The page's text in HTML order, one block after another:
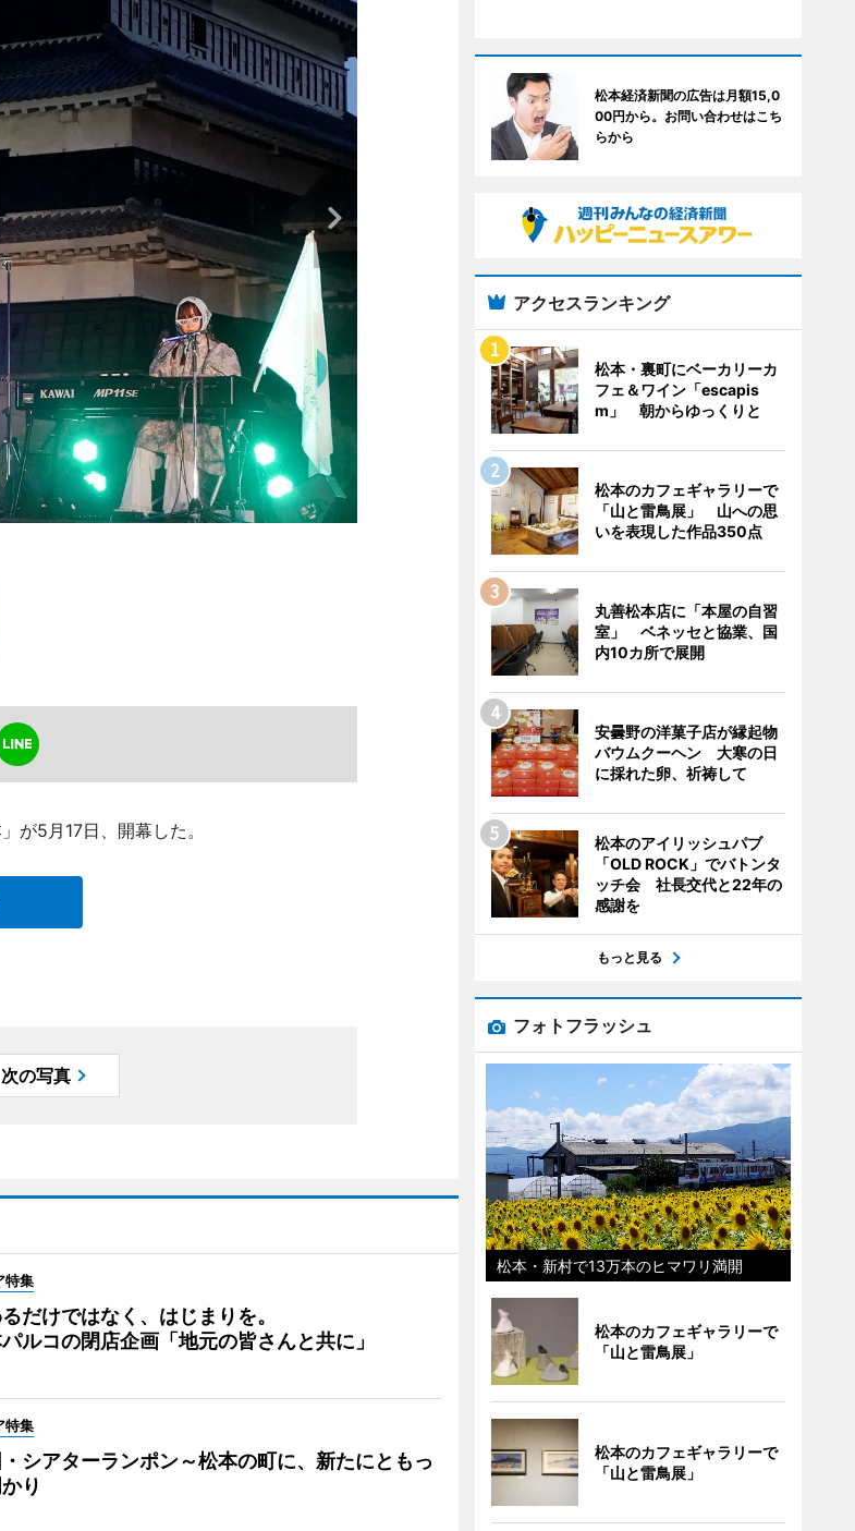
が5月17日、開幕した。
次の写真
特集
だけではなく、はじまりを。
ルコの閉店企画「地元の皆さんと共に」
特集
シアターランポン～松本の町に、新たにともっ
り
松本経済新聞の広告は月額15,0
00円から。お問い合わせはこち
らから
アクセスランキング
松本・裏町にベーカリーカ
フェ＆ワイン「escapis
m」 朝からゆっくりと
松本のカフェギャラリーで
「山と雷鳥展」 山への思
いを表現した作品350点
丸善松本店に「本屋の自習
室」 ベネッセと協業、国
内10カ所で展開
安曇野の洋菓子店が縁起物
バウムクーヘン 大寒の日
に採れた卵、祈祷して
松本のアイリッシュパブ
「OLD ROCK」でバトンタ
ッチ会 社長交代と22年の
感謝を
もっと見る
フォトフラッシュ
松本・新村で13万本のヒマワリ満開
松本のカフェギャラリーで
「山と雷鳥展」
松本のカフェギャラリーで
「山と雷鳥展」